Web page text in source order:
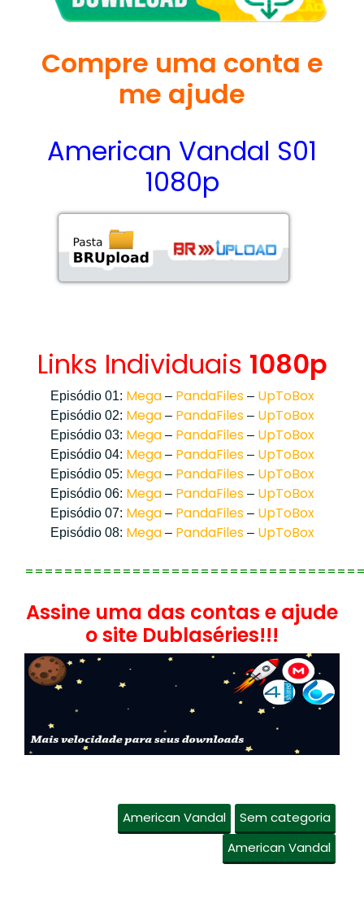
Compre uma conta e
me ajude
American Vandal S01
1080p
Links Individuais 1080p
Episódio 01: Mega– PandaFiles– UpToBox
Episódio 02: Mega– PandaFiles– UpToBox
Episódio 03: Mega– PandaFiles– UpToBox
Episódio 04: Mega– PandaFiles– UpToBox
Episódio 05: Mega– PandaFiles– UpToBox
Episódio 06: Mega– PandaFiles– UpToBox
Episódio 07: Mega– PandaFiles– UpToBox
Episódio 08: Mega– PandaFiles– UpToBox
Assine uma das contas e ajude
o site Dublaséries!!!
American Vandal
Sem categoria
American Vandal